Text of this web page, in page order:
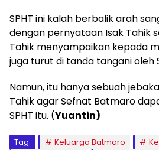
SPHT ini kalah berbalik arah
dengan pernyataan Isak Tahik
Tahik menyampaikan kepada
juga turut di tanda tangani oleh
Namun, itu hanya sebuah
Tahik agar Sefnat Batmaro
SPHT itu. (Yuantin)
Tag: Keluarga Batmaro